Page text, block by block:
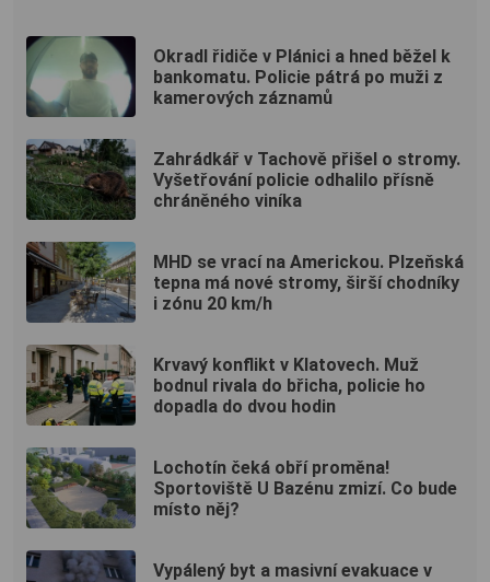
Okradl řidiče v Plánici a hned běžel k
bankomatu. Policie pátrá po muži z
kamerových záznamů
Zahrádkář v Tachově přišel o stromy.
Vyšetřování policie odhalilo přísně
chráněného viníka
MHD se vrací na Americkou. Plzeňská
tepna má nové stromy, širší chodníky
i zónu 20 km/h
Krvavý konflikt v Klatovech. Muž
bodnul rivala do břicha, policie ho
dopadla do dvou hodin
Lochotín čeká obří proměna!
Sportoviště U Bazénu zmizí. Co bude
místo něj?
Vypálený byt a masivní evakuace v